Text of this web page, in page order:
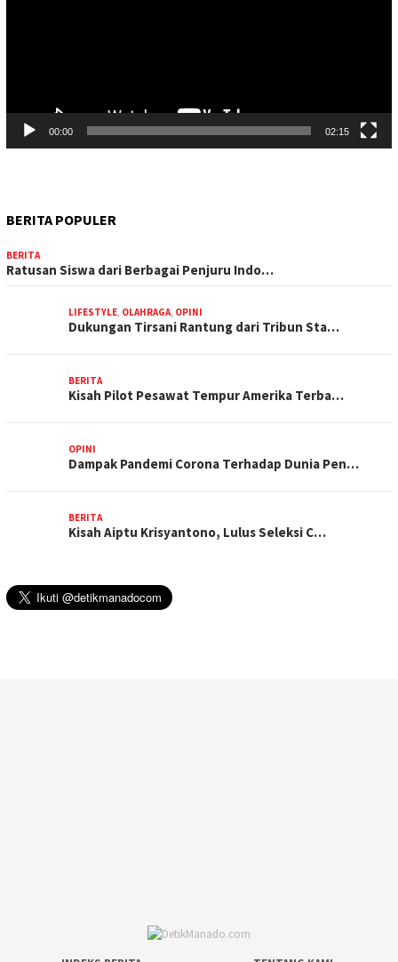
00:00 02:15
BERITA POPULER
BERITA
Ratusan Siswa dari Berbagai Penjuru Indo…
LIFESTYLE, OLAHRAGA, OPINI
Dukungan Tirsani Rantung dari Tribun Sta…
BERITA
Kisah Pilot Pesawat Tempur Amerika Terba…
OPINI
Dampak Pandemi Corona Terhadap Dunia Pen…
BERITA
Kisah Aiptu Krisyantono, Lulus Seleksi C…